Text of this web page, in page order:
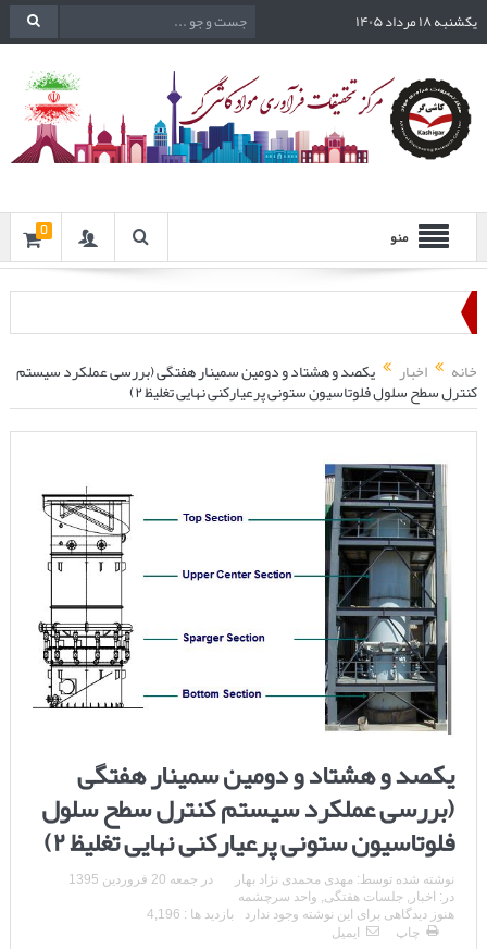
یکشنبه ۱۸ مرداد ۱۴۰۵
منو 0
خانه اخبار یکصد و هشتاد و دومین سمینار هفتگی (بررسی عملکرد سیستم
کنترل سطح سلول فلوتاسیون ستونی پرعیارکنی نهایی تغلیظ ۲)
یکصد و هشتاد و دومین سمینار هفتگی
(بررسی عملکرد سیستم کنترل سطح سلول
فلوتاسیون ستونی پرعیارکنی نهایی تغلیظ ۲)
نوشته شده توسط: مهدی محمدی نژاد بهار در جمعه 20 فروردین 1395
در: اخبار , جلسات هفتگی, واحد سرچشمه
هنوز دیدگاهی برای این نوشته وجود ندارد
بازدید ها : 4,196
چاپ
ایمیل